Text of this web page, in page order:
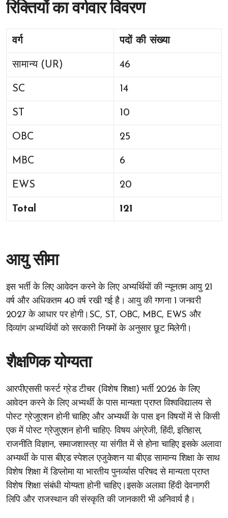
रिक्तियों का वर्गवार विवरण
वर्ग पदों की संख्या
सामान्य (UR) 46
SC 14
ST 10
OBC 25
MBC 6
EWS 20
Total 121
आयु सीमा
इस भर्ती के लिए आवेदन करने के लिए अभ्यर्थियों की न्यूनतम आयु 21
वर्ष और अधिकतम 40 वर्ष रखी गई है। आयु की गणना 1 जनवरी
2027 के आधार पर होगी।SC, ST, OBC, MBC, EWS और
दिव्यांग अभ्यर्थियों को सरकारी नियमों के अनुसार छूट मिलेगी।
शैक्षणिक योग्यता
आरपीएससी फर्स्ट ग्रेड टीचर (विशेष शिक्षा) भर्ती 2026 के लिए
आवेदन करने के लिए अभ्यर्थी के पास मान्यता प्राप्त विश्वविद्यालय से
पोस्ट ग्रेजुएशन होनी चाहिए और अभ्यर्थी के पास इन विषयों में से किसी
एक में पोस्ट ग्रेजुएशन होनी चाहिए- विषय अंग्रेजी, हिंदी, इतिहास,
राजनीति विज्ञान, समाजशास्त्र या संगीत में से होना चाहिए इसके अलावा
अभ्यर्थी के पास बीएड स्पेशल एजुकेशन या बीएड सामान्य शिक्षा के साथ
विशेष शिक्षा में डिप्लोमा या भारतीय पुनर्व्यास परिषद से मान्यता प्राप्त
विशेष शिक्षा संबंधी योग्यता होनी चाहिए।इसके अलावा हिंदी देवनागरी
लिपि और राजस्थान की संस्कृति की जानकारी भी अनिवार्य है।